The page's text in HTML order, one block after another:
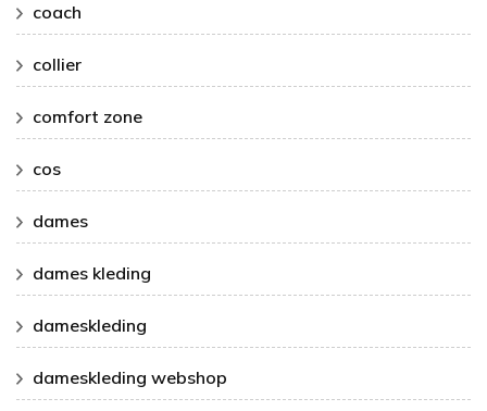
coach
collier
comfort zone
cos
dames
dames kleding
dameskleding
dameskleding webshop